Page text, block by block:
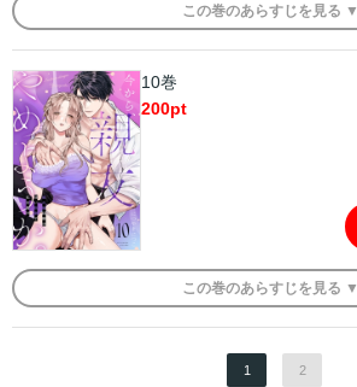
この巻のあらすじを 見る ▼
10巻
200pt
この巻のあらすじを 見る ▼
1 2